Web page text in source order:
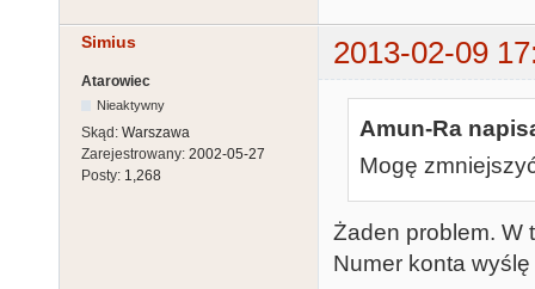
Simius 2013-02-09
Atarowiec
Nieaktywny
Skąd: Warszawa
Zarejestrowany: 2002-05-27
Posty: 1,268
Amun-Ra
Mogę
Żaden problem. W
Numer konta